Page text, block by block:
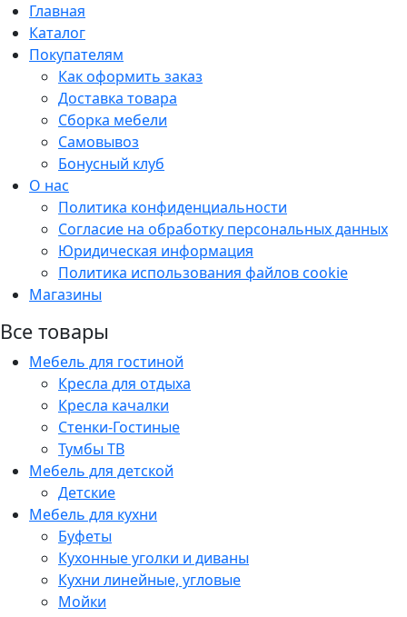
Главная
Каталог
Покупателям
Как оформить заказ
Доставка товара
Сборка мебели
Самовывоз
Бонусный клуб
О нас
Политика конфиденциальности
Согласие на обработку персональных данных
Юридическая информация
Политика использования файлов cookie
Магазины
Все товары
Мебель для гостиной
Кресла для отдыха
Кресла качалки
Стенки-Гостиные
Тумбы ТВ
Мебель для детской
Детские
Мебель для кухни
Буфеты
Кухонные уголки и диваны
Кухни линейные, угловые
Мойки